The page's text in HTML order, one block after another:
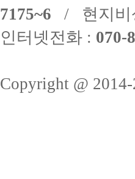
7175~6 / 현지비
인터넷전화 : 070-
Copyright @